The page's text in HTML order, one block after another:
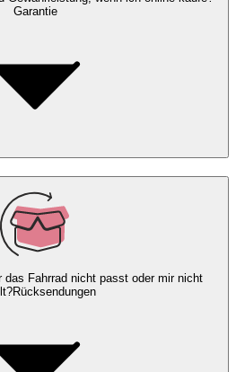
Garantie
Fahrrad nicht passt oder mir nicht
Rücksendungen